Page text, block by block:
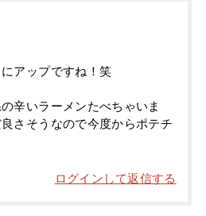
アップですね！笑
辛いラーメンたべちゃいま
さそうなので今度からポテチ
ログインして返信する